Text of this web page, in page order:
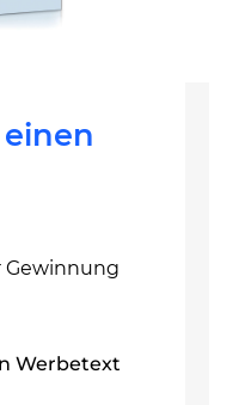
Gewinnung
Werbetext